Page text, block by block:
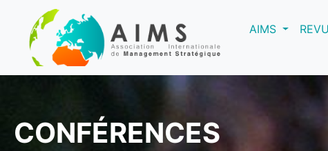
AIMS(current)
CONFÉRENCES